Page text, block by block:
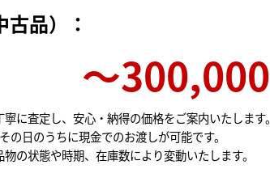
品）：
〜300,000
に査定し、安心・納得の価格をご案内いたします。
の日のうちに現金でのお渡しが可能です。
の状態や時期、在庫数により変動いたします。